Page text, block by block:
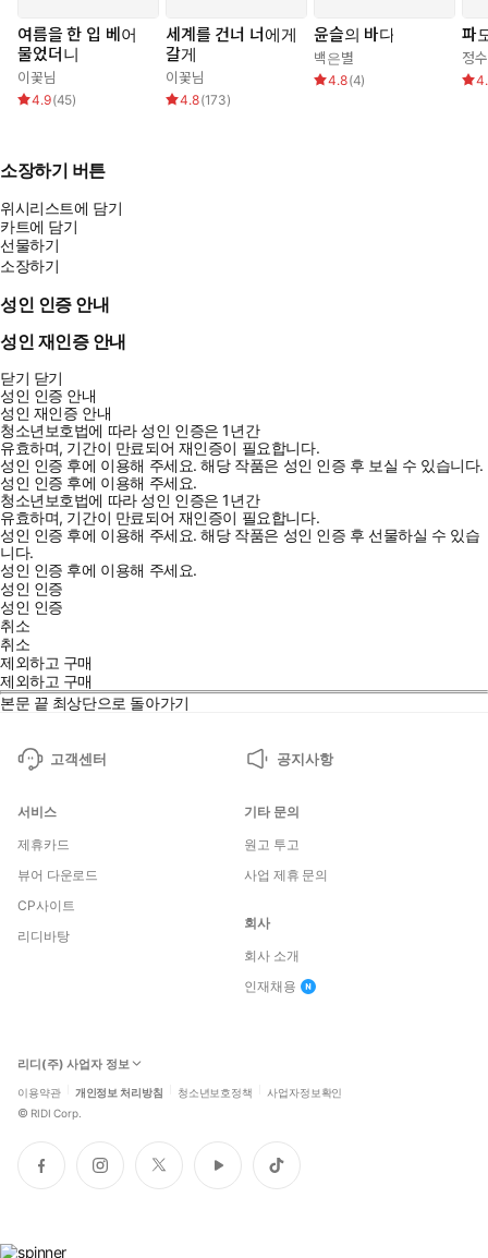
여름을 한 입 베어
물었더니
이꽃님
4.9(45)
세계를 건너 너에게
갈게
이꽃님
4.8(173)
윤슬의 바다
백은별
4.8(4)
파
정
소장하기 버튼
위시리스트에 담기
카트에 담기
선물하기
소장하기
성인 인증 안내
성인 재인증 안내
닫기 닫기
성인 인증 안내
성인 재인증 안내
청소년보호법에 따라 성인 인증은 1년간
유효하며, 기간이 만료되어 재인증이 필요합니다.
성인 인증 후에 이용해 주세요.해당 작품은 성인 인증 후 보실 수 있습니다.
성인 인증 후에 이용해 주세요.
청소년보호법에 따라 성인 인증은 1년간
유효하며, 기간이 만료되어 재인증이 필요합니다.
성인 인증 후에 이용해 주세요.해당 작품은 성인 인증 후 선물하실 수 있습
니다.
성인 인증 후에 이용해 주세요.
성인 인증
성인 인증
취소
취소
제외하고 구매
제외하고 구매
본문 끝 최상단으로 돌아가기
고객센터 공지사항
서비스
제휴카드
뷰어 다운로드
CP사이트
리디바탕
기타 문의
원고 투고
사업 제휴 문의
회사
회사 소개
인재채용
리디(주) 사업자 정보
이용약관 개인정보 처리방침 청소년보호정책 사업자정보확인
© RIDI Corp.
페
이
인
스
트
위
유
튜
틱
톡